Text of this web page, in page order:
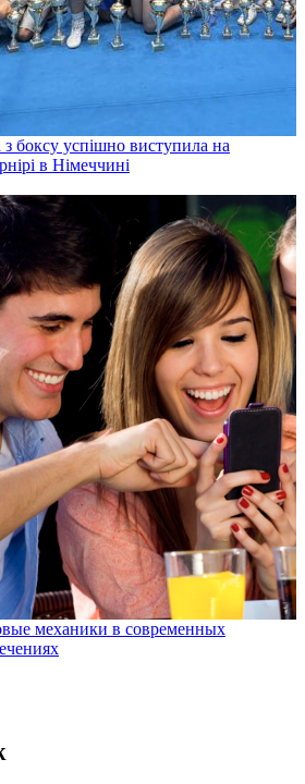
з боксу успішно виступила на
в Німеччині
механики в современных